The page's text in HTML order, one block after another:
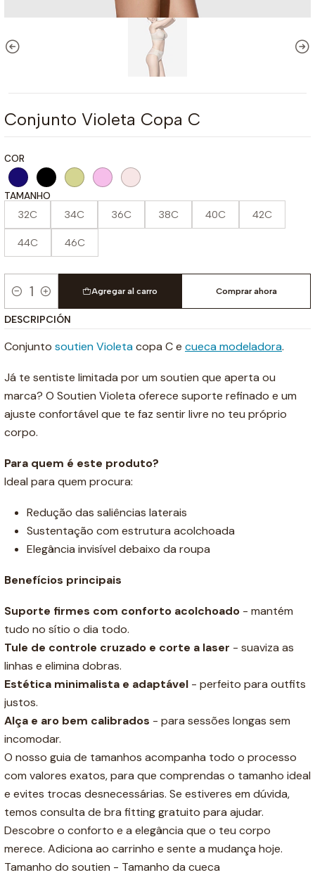
Conjunto Violeta Copa C
COR
TAMANHO
32C 34C 36C 38C 40C 42C
44C 46C
Cantidad
Agregar al carro Comprar ahora
DESCRIPCIÓN
Conjunto soutien Violetacopa C e cueca modeladora.
Já te sentiste limitada por um soutien que aperta ou
marca? O Soutien Violeta oferece suporte refinado e um
ajuste confortável que te faz sentir livre no teu próprio
corpo.
Para quem é este produto?
Ideal para quem procura:
Redução das saliências laterais
Sustentação com estrutura acolchoada
Elegância invisível debaixo da roupa
Benefícios principais
Suporte firmes com conforto acolchoado - mantém
tudo no sítio o dia todo.
Tule de controle cruzado e corte a laser - suaviza as
linhas e elimina dobras.
Estética minimalista e adaptável - perfeito para outfits
justos.
Alça e aro bem calibrados - para sessões longas sem
incomodar.
O nosso guia de tamanhos acompanha todo o processo
com valores exatos, para que comprendas o tamanho ideal
e evites trocas desnecessárias. Se estiveres em dúvida,
temos consulta de bra fitting gratuito para ajudar.
Descobre o conforto e a elegância que o teu corpo
merece. Adiciona ao carrinho e sente a mudança hoje.
Tamanho do soutien - Tamanho da cueca